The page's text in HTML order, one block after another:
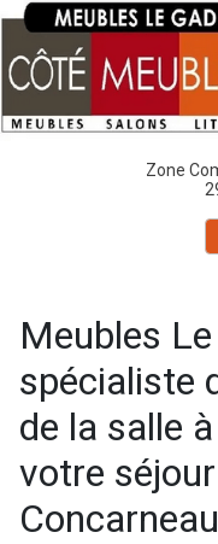
Zone
Meubles
spécialiste
de la salle
votre